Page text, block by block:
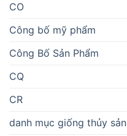
CO
Công bố mỹ phẩm
Công Bố Sản Phẩm
CQ
CR
danh mục giống thủy sản